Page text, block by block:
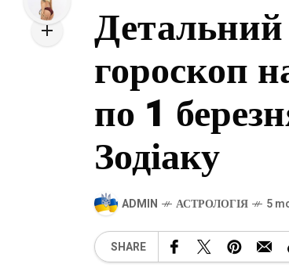
гороскоп
по 1
Зодіаку
ADMIN АСТРОЛОГІЯ 5
SHARE